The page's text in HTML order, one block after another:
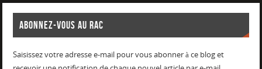
ABONNEZ-VOUS AU RAC
Saisissez votre adresse e-mail pour vous abonner à ce blog et